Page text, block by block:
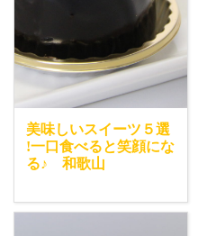
美味しいスイーツ５選
!一口食べると笑顔にな
る♪ 和歌山